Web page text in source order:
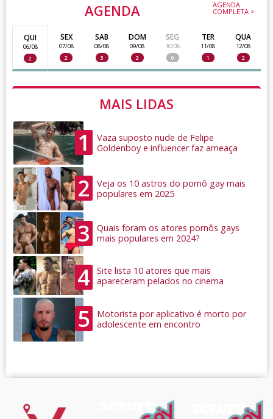
AGENDA AGENDA
COMPLETA >
QUI
06/08
2
SEX
07/08
2
SAB
08/08
3
DOM
09/08
2
SEG
10/08
0
TER
11/08
1
QUA
12/08
2
MAIS LIDAS
1
Vaza suposto nude de Felipe
Goldenboy e influencer faz ameaça
2
Veja os 10 astros do pornô gay mais
populares em 2025
3
Quais foram os atores pornôs gays
mais populares em 2024?
4
Site lista 10 atores que mais
apareceram pelados no cinema
5
Motorista por aplicativo é morto por
adolescente em encontro